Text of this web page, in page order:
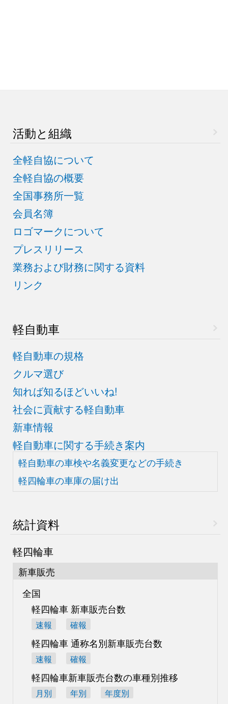
活動と組織
全軽自協について
全軽自協の概要
全国事務所一覧
会員名簿
ロゴマークについて
プレスリリース
業務および財務に関する資料
リンク
軽自動車
軽自動車の規格
クルマ選び
知れば知るほどいいね!
社会に貢献する軽自動車
新車情報
軽自動車に関する手続き案内
軽自動車の車検や名義変更などの手続き
軽四輪車の車庫の届け出
統計資料
軽四輪車
新車販売
全国
軽四輪車 新車販売台数
速報 確報
軽四輪車 通称名別新車販売台数
速報 確報
軽四輪車新車販売台数の車種別推移
月別 年別 年度別